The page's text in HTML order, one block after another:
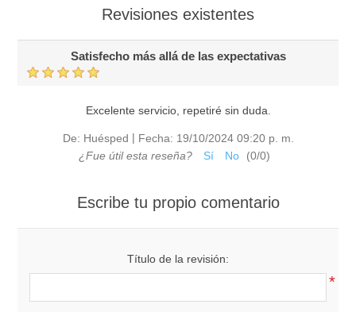
Revisiones existentes
Satisfecho más allá de las expectativas
Excelente servicio, repetiré sin duda.
De: Huésped | Fecha: 19/10/2024 09:20 p. m.
¿Fue útil esta reseña?
Sí No (0/0)
Escribe tu propio comentario
Título de la revisión:
*